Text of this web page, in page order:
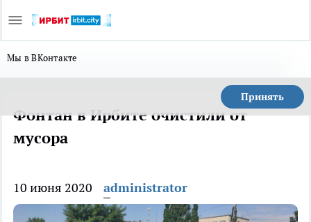
Мы в ВКонтакте
Принять
Фонтан в Ирбите очистили от
мусора
10 июня 2020 administrator